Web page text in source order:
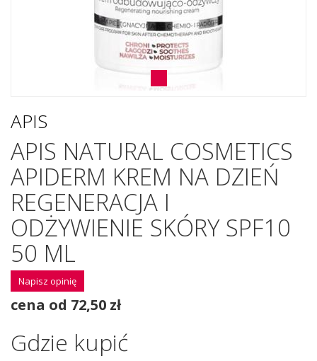
APIS
APIS NATURAL COSMETICS
APIDERM KREM NA DZIEŃ
REGENERACJA I
ODŻYWIENIE SKÓRY SPF10
50 ML
Napisz opinię
cena od 72,50 zł
Gdzie kupić